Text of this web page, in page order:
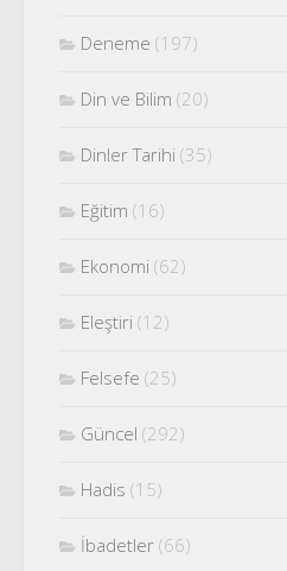
Deneme (197)
Din ve Bilim (20)
Dinler Tarihi (35)
Eğitim (16)
Ekonomi (62)
Eleştiri (12)
Felsefe (25)
Güncel (292)
Hadis (15)
İbadetler (66)